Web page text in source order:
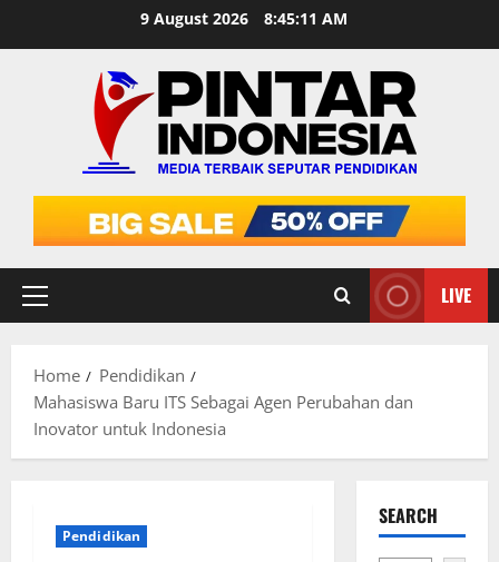
9 August 2026 8:45:12 AM
Primary
LIVE
Home
Pendidikan
Mahasiswa Baru ITS Sebagai Agen Perubahan dan
Inovator untuk Indonesia
Pendidikan
SEARCH